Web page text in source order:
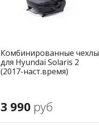
Комбинированные чехлы
для Hyundai Solaris 2
(2017-наст.время)
3 990 руб